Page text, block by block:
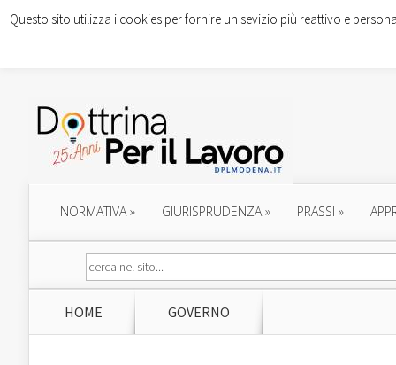
NORMATIVA» GIURISPRUDENZA» PRASSI »
HOME GOVERNO
Questo sito utilizza i cookies per fornire un sevizio più reattivo e